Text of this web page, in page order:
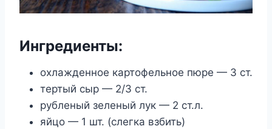
Ингредиенты:
охлажденное картофельное пюре — 3 ст.
тертый сыр — 2/3 ст.
рубленый зеленый лук — 2 ст.л.
яйцо — 1 шт. (слегка взбить)